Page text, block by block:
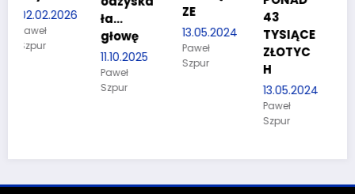
ła…
głowę
ZE
13.05.2024
Szpur
TYSIĄCE
ZŁOTYC
H
DO
POLICJI
27.03.2024